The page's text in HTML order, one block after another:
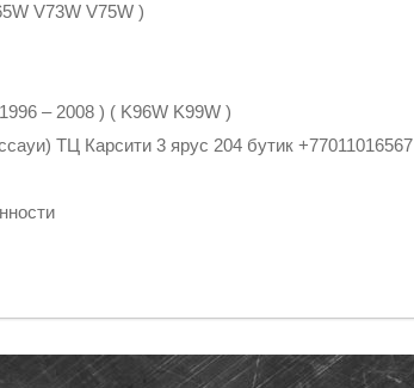
V73W V75W )
– 2008 ) ( K96W K99W )
ТЦ Карсити 3 ярус 204 бутик +77011016567